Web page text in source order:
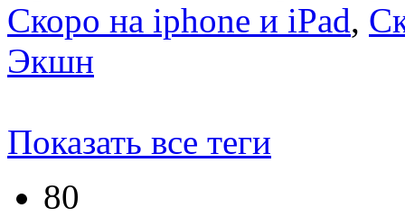
Скоро на iphone и iPad,
Экшн
Показать все теги
80